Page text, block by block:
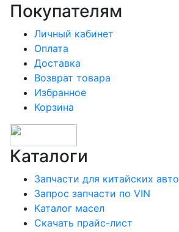
Покупателям
Личный кабинет
Оплата
Доставка
Возврат товара
Избранное
Корзина
Каталоги
Запчасти для китайских авто
Запрос запчасти по VIN
Каталог масел
Скачать прайс-лист